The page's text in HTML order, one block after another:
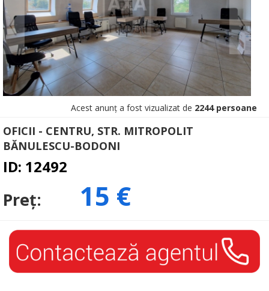
Acest anunț a fost vizualizat de 2244 persoane
OFICII - CENTRU, STR. MITROPOLIT
BĂNULESCU-BODONI
ID: 12492
Preț: 15 €